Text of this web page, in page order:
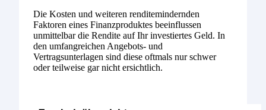
Die Kosten und weiteren renditemindernden
Faktoren eines Finanzproduktes beeinflussen
unmittelbar die Rendite auf Ihr investiertes Geld. In
den umfangreichen Angebots- und
Vertragsunterlagen sind diese oftmals nur schwer
oder teilweise gar nicht ersichtlich.